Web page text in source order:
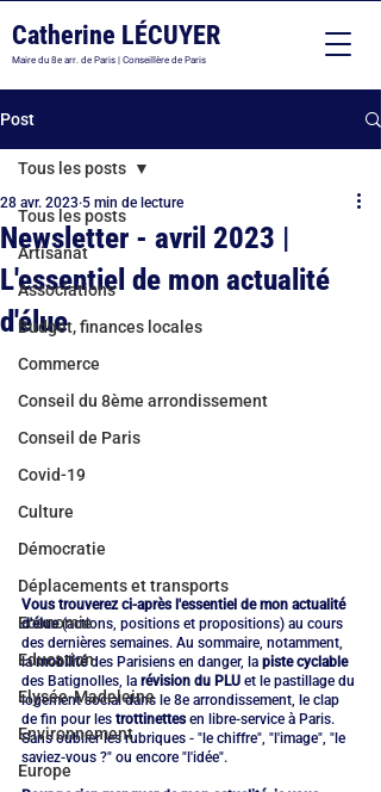
Catherine LÉCUYER
Maire du 8e arr. de Paris | Conseillère de Paris
Post
Tous les posts
Artisanat
Associations
Budget, finances locales
Commerce
Conseil du 8ème arrondissement
Conseil de Paris
Covid-19
Culture
Démocratie
Déplacements et transports
Economie
Education
Elysée-Madeleine
Environnement
Europe
Tous les posts
Newsletter - avril 2023 |
L'essentiel de mon actualité
d'élue
28 avr. 2023 5 min de lecture
Vous trouverez ci-après l'essentiel de mon actualité
d'élue (actions, positions et propositions) au cours
des dernières semaines. Au sommaire, notamment,
la mobilité des Parisiens en danger, la piste cyclable
des Batignolles, la révision du PLU et le pastillage du
logement social dans le 8e arrondissement, le clap
de fin pour les trottinettes en libre-service à Paris.
Sans oublier les rubriques - "le chiffre", "l'image", "le
saviez-vous ?" ou encore "l'idée".